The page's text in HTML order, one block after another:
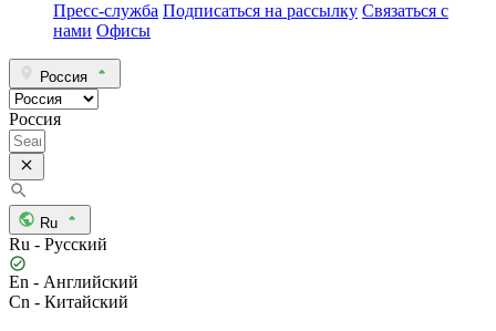
Пресс-служба Подписаться на рассылку Связаться с
нами Офисы
Россия
Россия
Ru
Ru - Русский
En - Английский
Cn - Китайский